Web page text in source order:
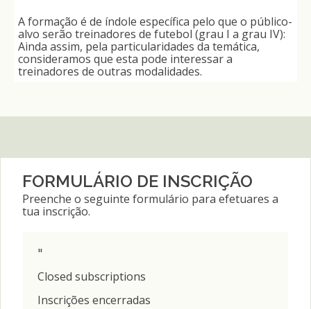
A formação é de índole específica pelo que o público-
alvo serão treinadores de futebol (grau I a grau IV):
Ainda assim, pela particularidades da temática,
consideramos que esta pode interessar a
treinadores de outras modalidades.
FORMULÁRIO DE INSCRIÇÃO
Preenche o seguinte formulário para efetuares a
tua inscrição.
"
Closed subscriptions
Inscrições encerradas